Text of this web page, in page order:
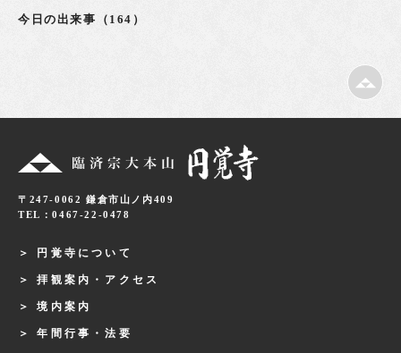
今日の出来事（164）
〒247-0062 鎌倉市山ノ内409
TEL：0467-22-0478
円覚寺について
拝観案内・アクセス
境内案内
年間行事・法要